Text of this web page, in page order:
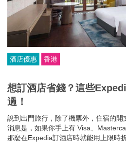
酒店優惠 香港
想訂酒店省錢？這些
過！
說到出門旅行，除了機票外，住宿的
消息是，如果你手上有 Visa、
那麼在Expedia訂酒店時就能用上限時